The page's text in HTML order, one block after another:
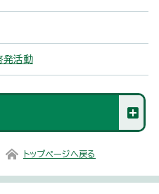
発活動
トップページへ戻る